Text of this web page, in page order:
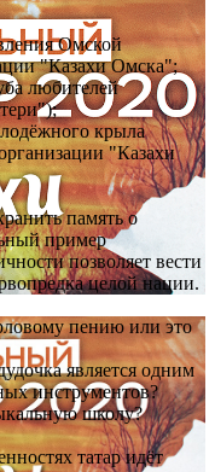
Омской
"Казахи Омска";
любителей
крыла
"Казахи
память о
пример
позволяет вести
целой нации.
пению или это
является одним
инструментов?
школу?
татар идёт